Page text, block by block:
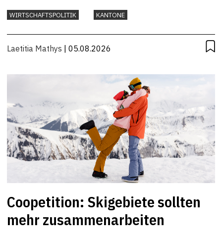
WIRTSCHAFTSPOLITIK KANTONE
Laetitia Mathys | 05.08.2026
Coopetition: Skigebiete sollten
mehr zusammenarbeiten